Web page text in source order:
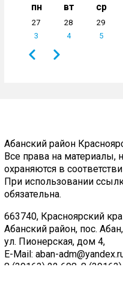
пн вт ср
27 28 29
3
4 5
Назад Вперёд
Абанский район
Все права на материалы,
охраняются в
При использовании
обязательна.
663740, Красноярский
Абанский район, пос. Абан,
ул. Пионерская, дом 4,
E-Mail: aban-
8 (39163) 22 608 8